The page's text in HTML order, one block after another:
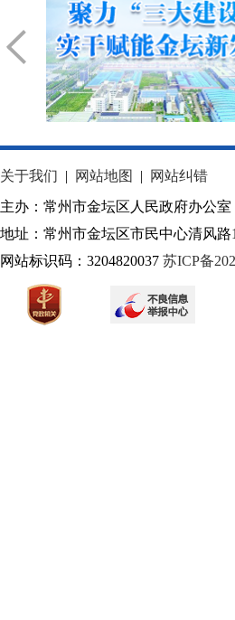
关于我们 | 网站地图 |
网站纠错
主办：常州市金坛区人民政府办公
地址：常州市金坛区市民中心清风
网站标识码：3204820037 苏ICP备